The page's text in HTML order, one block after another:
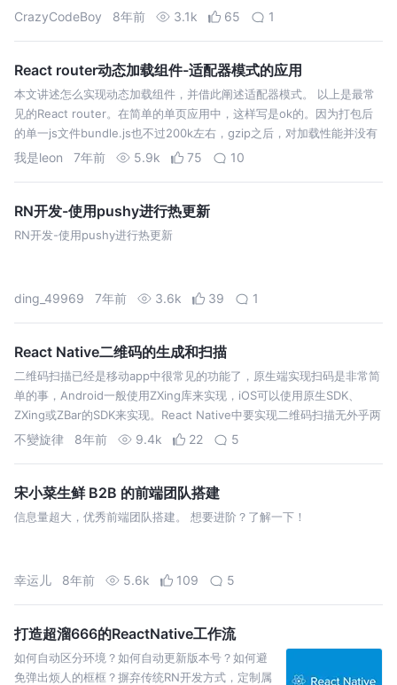
表组件，也有与时俱进的用于适配全屏幕…
CrazyCodeBoy 8年前 3.1k 65 1
React router动态加载组件-适配器模式的应用
本文讲述怎么实现动态加载组件，并借此阐述适配器模式。 以上是最常
见的React router。在简单的单页应用中，这样写是ok的。因为打包后
的单一js文件bundle.js也不过200k左右，gzip之后，对加载性能并没有
太大的影响。 但是，当产品经历多次迭代后，追加的页面导致…
我是leon 7年前 5.9k 75 10
RN开发-使用pushy进行热更新
RN开发-使用pushy进行热更新
ding_49969 7年前 3.6k 39 1
React Native二维码的生成和扫描
二维码扫描已经是移动app中很常见的功能了，原生端实现扫码是非常简
单的事，Android一般使用ZXing库来实现，iOS可以使用原生SDK、
ZXing或ZBar的SDK来实现。React Native中要实现二维码扫描无外乎两
种方式： 原生端封装扫码功能组件，RN端rende…
不變旋律 8年前 9.4k 22 5
宋小菜生鲜 B2B 的前端团队搭建
信息量超大，优秀前端团队搭建。 想要进阶？了解一下！
幸运儿 8年前 5.6k 109 5
打造超溜666的ReactNative工作流
如何自动区分环境？如何自动更新版本号？如何避
免弹出烦人的框框？摒弃传统RN开发方式，定制属